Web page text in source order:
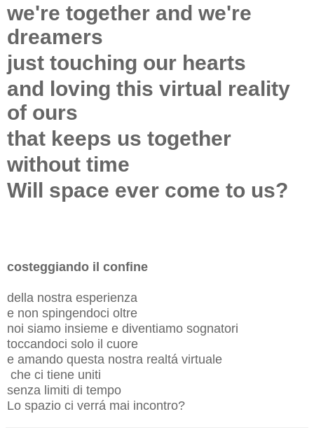
we're together and we're
dreamers
just touching our hearts
and loving this virtual reality
of ours
that keeps us together
without time
Will space ever come to us?
costeggiando il confine
della nostra esperienza
e non spingendoci oltre
noi siamo insieme e diventiamo sognatori
toccandoci solo il cuore
e amando questa nostra realtá virtuale
che ci tiene uniti
senza limiti di tempo
Lo spazio ci verrá mai incontro?